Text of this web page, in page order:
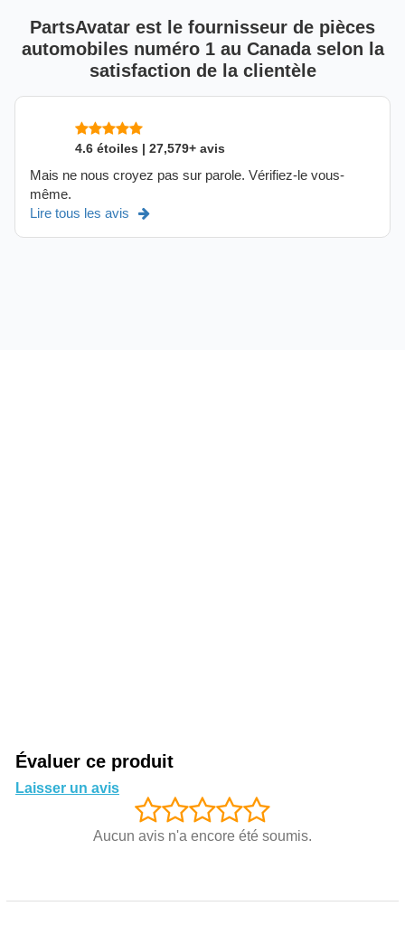
PartsAvatar est le fournisseur de pièces
automobiles numéro 1 au Canada selon la
satisfaction de la clientèle
4.6 étoiles | 27,579+ avis
Mais ne nous croyez pas sur parole. Vérifiez-le vous-
même.
Lire tous les avis
Évaluer ce produit
Laisser un avis
Aucun avis n'a encore été soumis.